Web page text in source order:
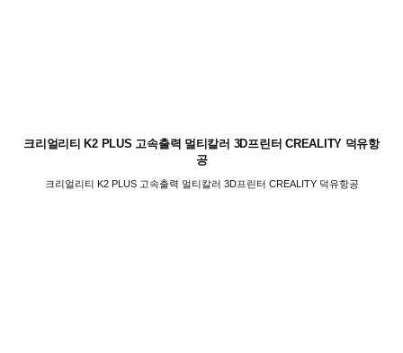
크리얼리티 K2 PLUS 고속출력 멀티칼러 3D프린터 CREALITY 덕유항
공
크리얼리티 K2 PLUS 고속출력 멀티칼러 3D프린터 CREALITY 덕유항공